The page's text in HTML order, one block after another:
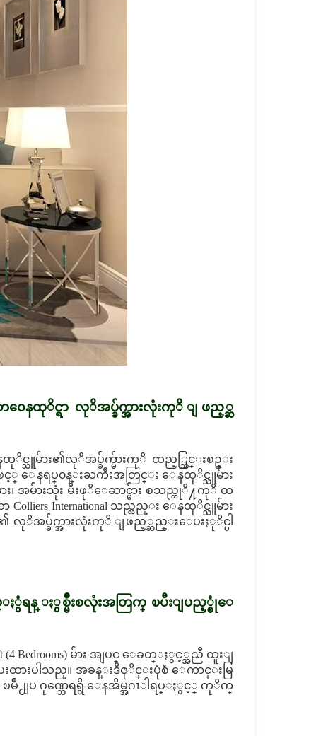
၀ေနထုိင္ရာ လုိအပ္ခ်က္အားလုံးကုိ ျဖည့္ဆ
ထုိင္သူမ်ား၏လုိအပ္ခ်က္မ်ားကုိ ထည့္သြင္းစဥ္း
ဖင့္ ေနရပ္၀န္းႀကီးအတြင္း ေနထုိင္သူမ်ား
ား၊ အမ်ားသုံး မီးဖုိေဆာင္မ်ား စသည္တုိ႔ကုိ ထ
Colliers International သည္လည္း ေနထုိင္သူမ်ား
လုိအပ္ခ်က္အားလုံးကုိ ျဖည့္ဆည္းေပးႏုိင္ပါ
ပ္ႏွံရန္ ႏွစ္မ်ိဳးစလုံးအတြက္ ၿပီးျပည့္စုံေ
Sq.ft (4 Bedrooms) မ်ား အျပင္ ေခတ္ႏွင့္အညီ ထူးျ
ေပးထားပါသည္။ အခန္းဒီဇုိင္းပုံစံ ေကာင္းမြ
႕ျပ ဂုဏ္သေရရွိ ေနအိမ္အဂၤါရပ္ႏွင့္ ကုိက္